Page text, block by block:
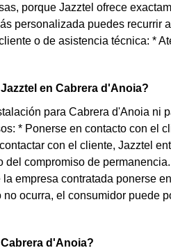
porque Jazztel ofrece
personalizada puedes recurrir
o de asistencia técnica: *
en Cabrera d'Anoia?
para Cabrera d'Anoia ni
* Ponerse en contacto con el
con el cliente, Jazztel
compromiso de
empresa contratada ponerse
ocurra, el consumidor puede
d'Anoia?